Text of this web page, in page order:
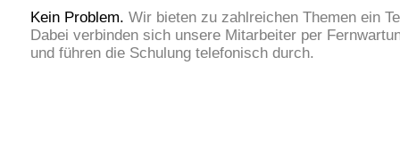
Kein Problem. Wir bieten zu zahlreichen Themen ein
Dabei verbinden sich unsere Mitarbeiter per
und führen die Schulung telefonisch durch.